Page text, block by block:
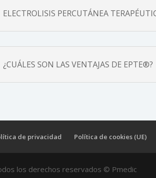
ELECTROLISIS PERCUTÁNEA
¿CUÁLES SON LAS VENTAJAS DE EPTE®?
de privacidad Política de cookies (UE)
los derechos reservados © Pmedic